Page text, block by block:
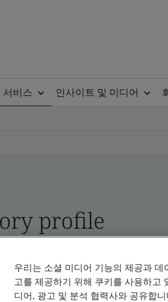
서비스 인사이트 및 미디어
profile
product certificates -
우리는 소셜 미디어 기능의 제공과
고를 제공하기 위해 쿠키를 사용하고
디어, 광고 및 분석 협력사와 공유합니